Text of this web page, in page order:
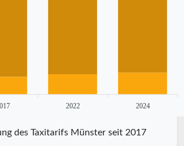
2022 2024
des Taxitarifs Münster seit 2017